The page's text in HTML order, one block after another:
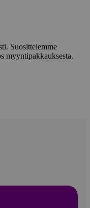
Suosittelemme
myyntipakkauksesta.